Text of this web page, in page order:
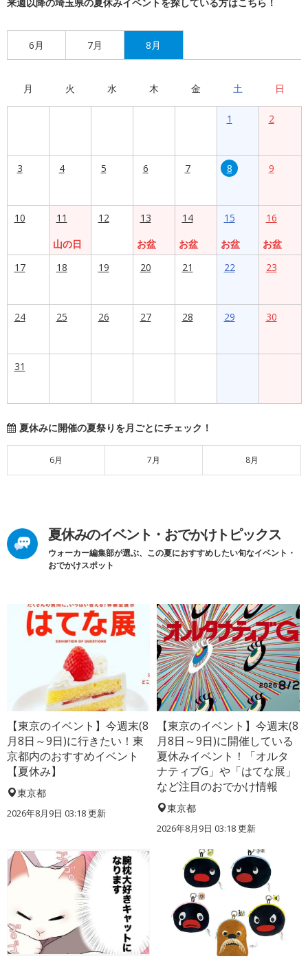
来週以降の埼玉県の夏休みイベントを探している方はこちら！
6月 7月 8月
月 火 水 木 金 土 日
1 2
3 4 5 6 7 8 9
10
11
山の日
12
13
お盆
14
お盆
15
お盆
16
お盆
17
18 19 20 21 22 23
24 25 26 27 28 29 30
31
夏休みに開催の夏祭りを月ごとにチェック！
6月 7月 8月
夏休みのイベント・おでかけトピックス
ウォーカー編集部が選ぶ、この夏におすすめしたい旬なイベント・
おでかけスポット
【東京のイベント】今週末(8
月8日～9日)に行きたい！東
京都内のおすすめイベント
【夏休み】
東京都
2026年8月9日 03:18更新
【東京のイベント】今週末(8
月8日～9日)に開催している
夏休みイベント！「オルタ
ナティブG」や「はてな展」
など注目のおでかけ情報
東京都
2026年8月9日 03:18更新